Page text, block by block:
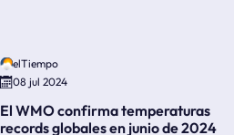
elTiempo
08 jul 2024
El WMO confirma temperaturas
records globales en junio de 2024